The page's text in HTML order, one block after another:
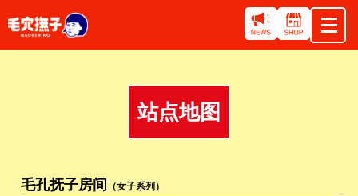
站点地图
毛孔抚子房间 （女子系列）